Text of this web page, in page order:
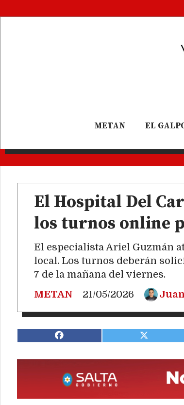
METAN EL
El Hospital Del
los turnos online
El especialista Ariel Guzmán
local. Los turnos deberán
7 de la mañana del viernes.
METAN
21/05/2026